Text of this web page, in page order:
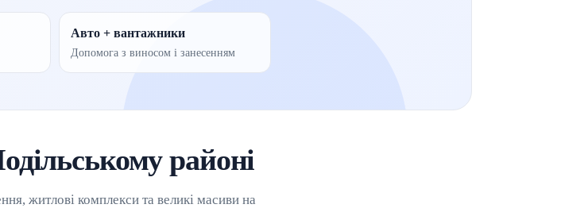
Авто + вантажники
Допомога з виносом і занесенням
районі
житлові комплекси та великі масиви на